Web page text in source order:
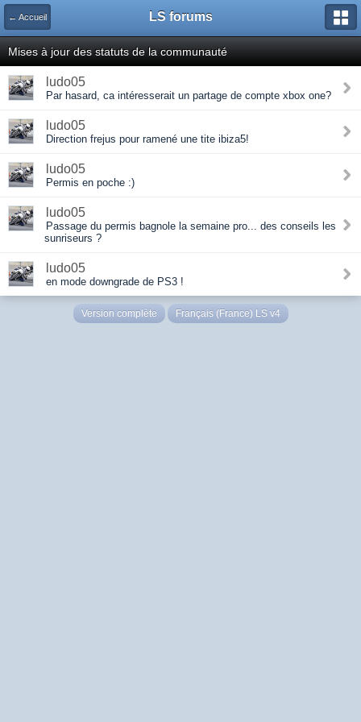
← Accueil LS forums
Mises à jour des statuts de la communauté
ludo05
Par hasard, ca intéresserait un partage de compte xbox one?
ludo05
Direction frejus pour ramené une tite ibiza5!
ludo05
Permis en poche :)
ludo05
Passage du permis bagnole la semaine pro... des conseils les
sunriseurs ?
ludo05
en mode downgrade de PS3 !
Version complète Français (France) LS v4